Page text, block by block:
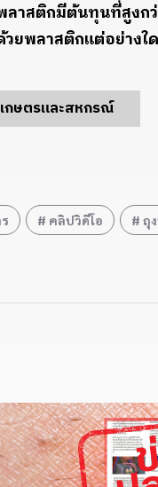
าสติกมีต้นทุนที่สูงก
วยพลาสติกแต่อย่างใด
กษตรและสหกรณ์
คลิปวิดีโอ ถุ